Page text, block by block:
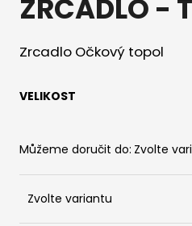
ZRCADLO -
Zrcadlo Očkový topol
VELIKOST
Můžeme doručit do: Zvolte
Zvolte variantu
HLEDAT